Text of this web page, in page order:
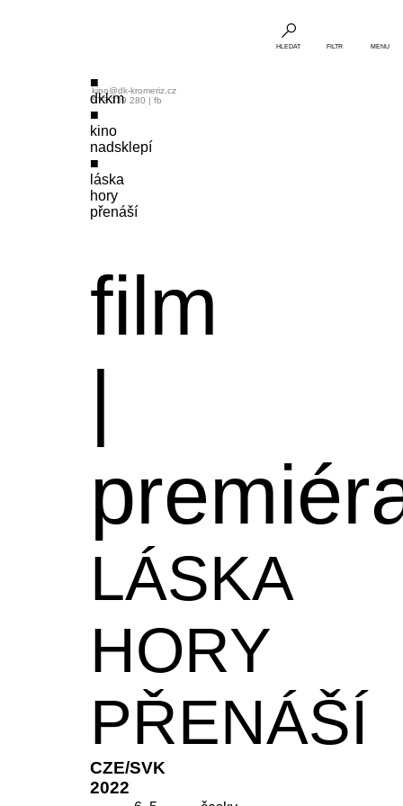
dkkm
kino
nadsklepí
láska
hory
přenáší
film
|
LÁSKA
HORY
PŘENÁŠÍ
CZE/SVK
2022
kino@dk-kromeriz.cz
573 339 280 | fb
HLEDAT FILTR MENU